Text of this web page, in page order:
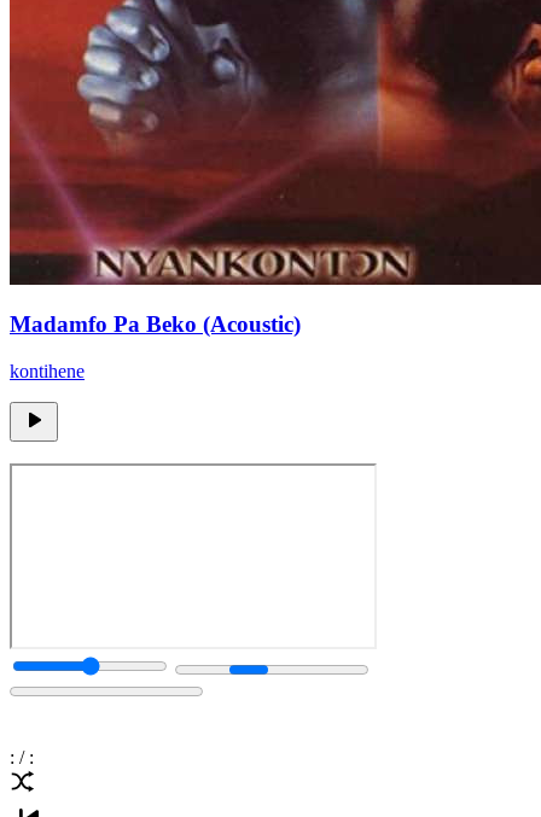
Madamfo Pa Beko (Acoustic)
kontihene
: / :